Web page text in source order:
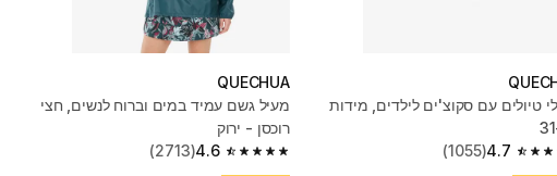
טיולים עם סקוצ'ים לילדים, מידות
4.7
(1055)
QUECHUA
מעיל גשם עמיד במים וברוח לנשים, חצי
רוכסן - ירוק
4.6
4.6 out of 5 stars from 2713 reviews
(2713)